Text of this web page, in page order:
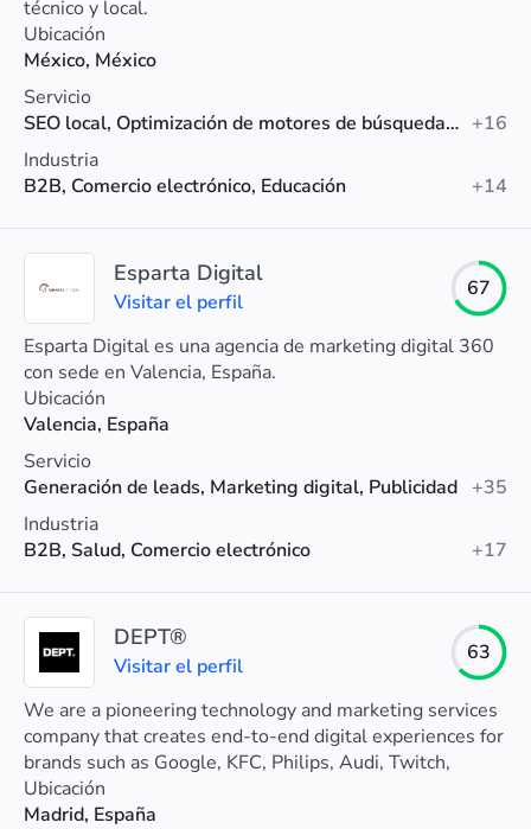
técnico y local.
Ubicación
México, México
Servicio
SEO local, Optimización de motores de búsqueda (SEO), Link Building +16
Industria
B2B, Comercio electrónico, Educación
+14
Esparta Digital
Visitar el perfil
67
Esparta Digital es una agencia de marketing digital 360
con sede en Valencia, España.
Ubicación
Valencia, España
Servicio
Generación de leads, Marketing digital, Publicidad +35
Industria
B2B, Salud, Comercio electrónico
+17
DEPT®
Visitar el perfil
63
We are a pioneering technology and marketing services
company that creates end-to-end digital experiences for
brands such as Google, KFC, Philips, Audi, Twitch,
Patagonia, eBay and more.
Ubicación
Madrid, España